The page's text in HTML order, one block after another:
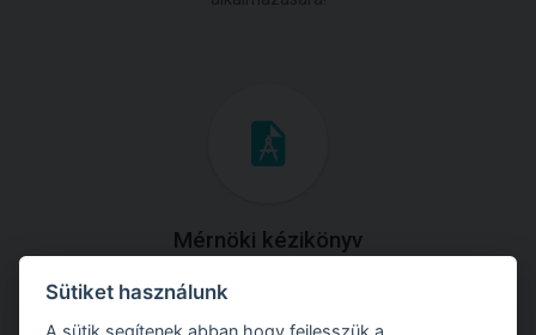
Mérnöki kézikönyv
Töltse le útmutatónkat az összes elméleti anyaggal és
gyakorlati példával!
Sütiket használunk
A sütik segítenek abban hogy fejlesszük a